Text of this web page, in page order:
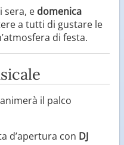
sera, e domenica
a tutti di gustare le
di festa.
il palco
d’apertura con DJ